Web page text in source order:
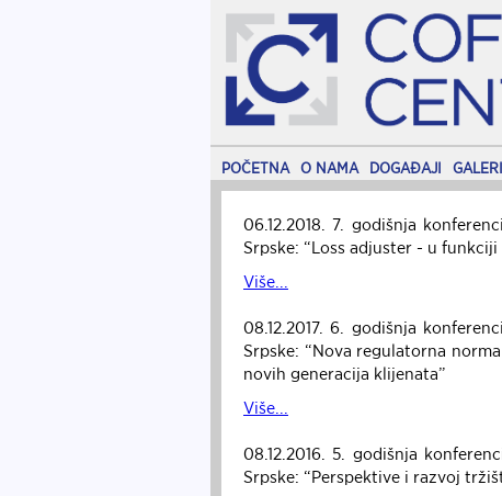
POČETNA O NAMA DOGAĐAJI
06.12.2018. 7. godišnja
Srpske: “Loss adjuster - u
Više...
08.12.2017. 6. godišnja
Srpske: “Nova regulatorna
novih generacija klijenata”
Više...
08.12.2016. 5. godišnja
Srpske: “Perspektive i razvoj